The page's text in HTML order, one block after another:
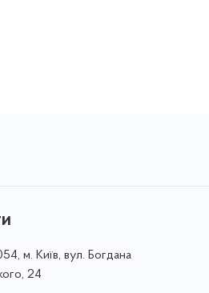
м. Київ, вул. Богдана
24